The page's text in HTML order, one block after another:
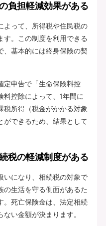
負担軽減効果がある
よって、所得税や住民税の
す。この制度を利用できる
、基本的には終身保険の契
定申告で「生命保険料控
控除によって、1年間に
税所得（税金がかかる対象
ができるため、結果として
税の軽減制度がある
いになり、相続税の対象で
の生活を守る側面があるた
。死亡保険金は、法定相続
い金額が決まります。